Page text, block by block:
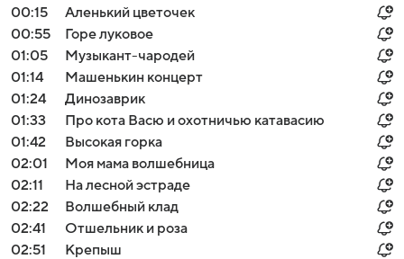
00:15
Аленький цветочек
00:55
Горе луковое
01:05
Музыкант-чародей
01:14
Мaшенькин кoнцерт
01:24
Динозаврик
01:33
Про кота Васю и охотничью катавасию
01:42
Высокая горка
02:01
Моя мама волшебница
02:11
На лесной эстраде
02:22
Вoлшебный клaд
02:41
Отшельник и роза
02:51
Крепыш